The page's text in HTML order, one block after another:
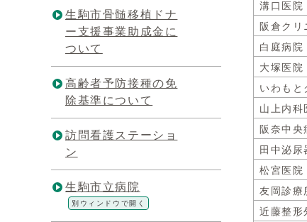
溝口医院
阪倉クリ
白庭病院
大塚医院
いわもと
山上内科
阪奈中央
田中泌尿
松宮医院
友岡診療
近藤整形
生駒市骨髄移植ドナ
ー支援事業助成金に
ついて
高齢者予防接種の免
除基準について
訪問看護ステーショ
ン
生駒市立病院
別ウィンドウで開く